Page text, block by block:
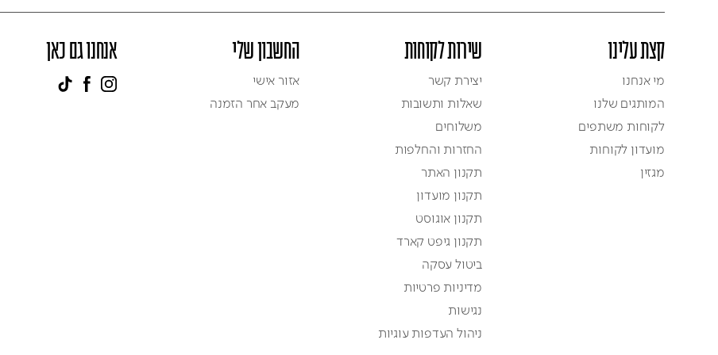
קצת עלינו
מי אנחנו
המותגים שלנו
לקוחות משתפים
מועדון לקוחות
מגזין
שירות לקוחות
יצירת קשר
שאלות ותשובות
משלוחים
החזרות והחלפות
תקנון האתר
תקנון מועדון
תקנון אוגוסט
תקנון גיפט קארד
ביטול עסקה
מדיניות פרטיות
נגישות
ניהול העדפות עוגיות
החשבון שלי
אזור אישי
מעקב אחר הזמנה
אנחנו גם כאן